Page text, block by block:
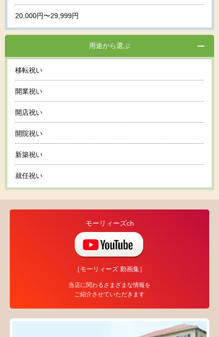
20,000円〜29,999円
用途から選ぶ
移転祝い
開業祝い
開店祝い
開院祝い
新築祝い
就任祝い
モーリィーズch
［モーリィーズ 動画集］
当店に関わるさまざまな情報を
ご紹介させていただきます